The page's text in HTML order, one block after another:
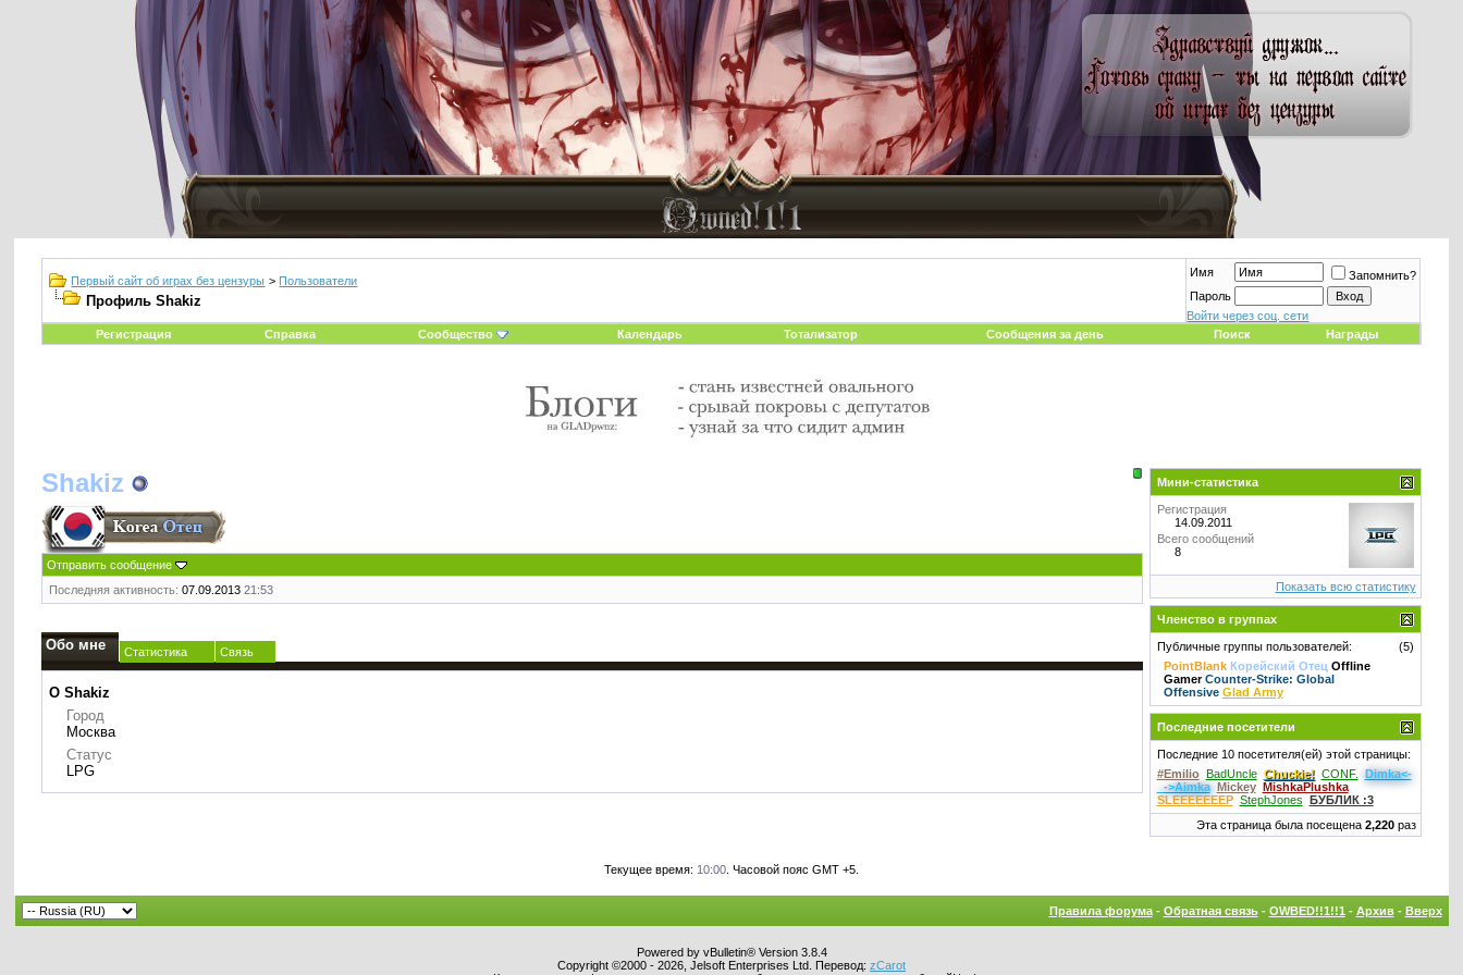
Первый сайт об играх без цензуры > Пользователи
Профиль Shakiz
Имя
Запомнить?
Пароль
Войти через соц. сети
Регистрация
Справка Сообщество Календарь Тотализатор Сообщения за день Поиск Награды
Shakiz
Отправить сообщение
Последняя активность: 07.09.201321:53
Обо мне Статистика Связь
О Shakiz
Город
Москва
Статус
LPG
Мини-статистика
Регистрация
14.09.2011
Всего сообщений
8
Показать всю статистику
Членство в группах
(5)
Публичные группы пользователей:
PointBlank Корейский Отец Offline
Gamer Counter-Strike: Global
Offensive Glad Army
Последние посетители
Последние 10 посетителя(ей) этой страницы:
#Emilio BadUncle Chuckie! CONF.
Dimka<-
_->Aimka Mickey MishkaPlushka
SLEEEEEEEP StephJones БУБЛИК :3
Эта страница была посещена 2,220раз
Текущее время: 10:00. Часовой пояс GMT +5.
Правила форума- Обратная связь- OWBED!!1!!1 - Архив- Вверх
Powered by vBulletin® Version 3.8.4
Copyright ©2000 - 2026, Jelsoft Enterprises Ltd. Перевод: zCarot